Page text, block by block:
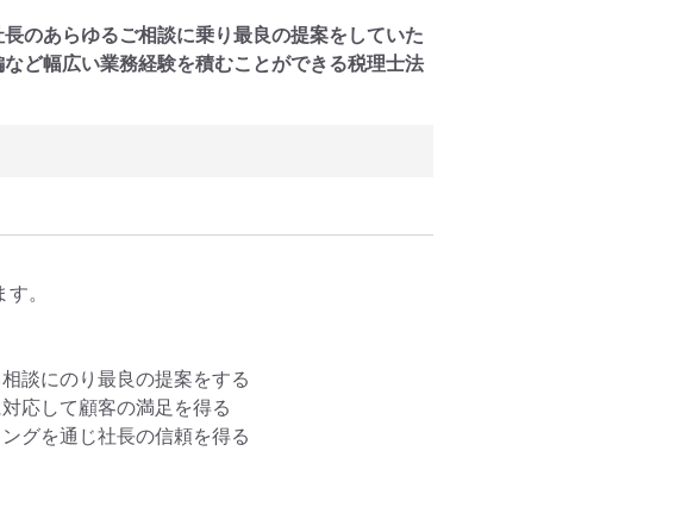
のあらゆるご相談に乗り最良の提案をしていた
ど幅広い業務経験を積むことができる税理士法
。
談にのり最良の提案をする
応して顧客の満足を得る
グを通じ社長の信頼を得る